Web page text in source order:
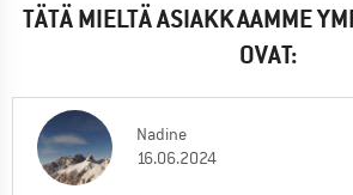
TÄTÄ MIELTÄ ASIAKKAAMME
OVAT:
Nadine
16.06.2024